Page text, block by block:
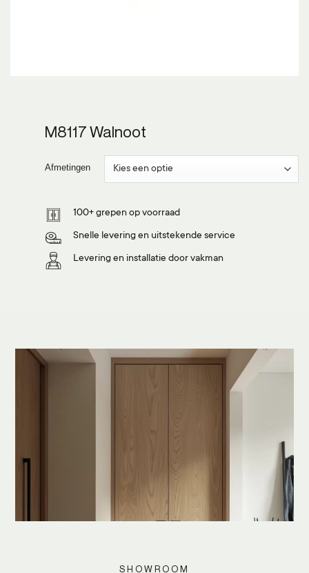
M8117 Walnoot
Afmetingen
100+ grepen op voorraad
Snelle levering en uitstekende service
Levering en installatie door vakman
SHOWROOM